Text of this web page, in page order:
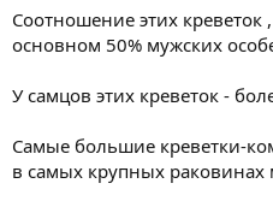
Соотношение этих креветок
основном 50% мужских
У самцов этих креветок -
Самые большие креветки-
в самых крупных раковинах